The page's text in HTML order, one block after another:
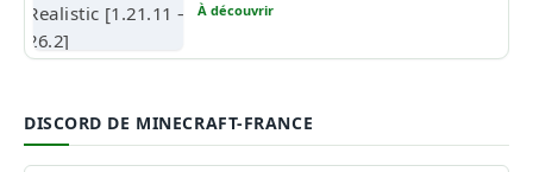
À découvrir
DISCORD DE MINECRAFT-FRANCE